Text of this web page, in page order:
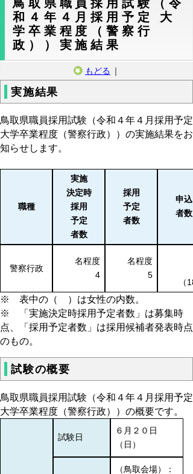
鳥取県職員採用試験（令
和４年４月採用予定 大
学卒業程度（警察行
政））実施結果
もどる ｜
実施結果
鳥取県職員採用試験（令和４年４月採用予定
大学卒業程度（警察行政））の実施結果をお
知らせします。
職種
実施
決定時
採用
予定
者数
採用
予定
者数
申込
者数
警察行政
名程度
4
名程度
5
（
※ 表中の（ ）は女性の内数。
※ 「実施決定時採用予定者数」は募集時
点、「採用予定者数」は採用候補者発表時点
のもの。
試験の概要
鳥取県職員採用試験（令和４年４月採用予定
大学卒業程度（警察行政））の概要です。
試験日
６月２０日
（日）
（鳥取会場）：